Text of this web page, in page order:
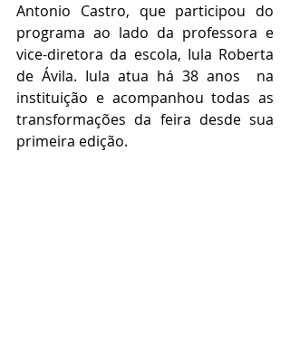
Antonio Castro, que participou do
programa ao lado da professora e
vice-diretora da escola, Iula Roberta
de Ávila. Iula atua há 38 anos  na
instituição e acompanhou todas as
transformações da feira desde sua
primeira edição.